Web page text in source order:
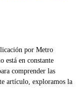
por Metro
está en constante
comprender las
artículo, exploramos la